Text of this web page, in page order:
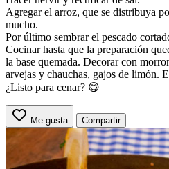
Agregar el arroz, que se distribuya
mucho.
Por último sembrar el pescado
Cocinar hasta que la preparación
la base quemada. Decorar con
arvejas y chauchas, gajos de limón.
¿Listo para cenar? 😋
Me gusta Compartir